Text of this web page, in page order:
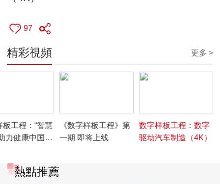
97
精彩視頻 更多 >
板工程：“智慧
力健康中国
《数字样板工程》第
一期 即将上线
数字样板工程：数字
驱动汽车制造（4K）
熱點推薦